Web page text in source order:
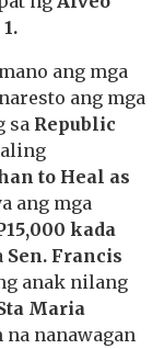
ang mga
ang mga
sa Republic
to Heal as
ang mga
kada
Sen. Francis
anak nilang
Maria
na nanawagan